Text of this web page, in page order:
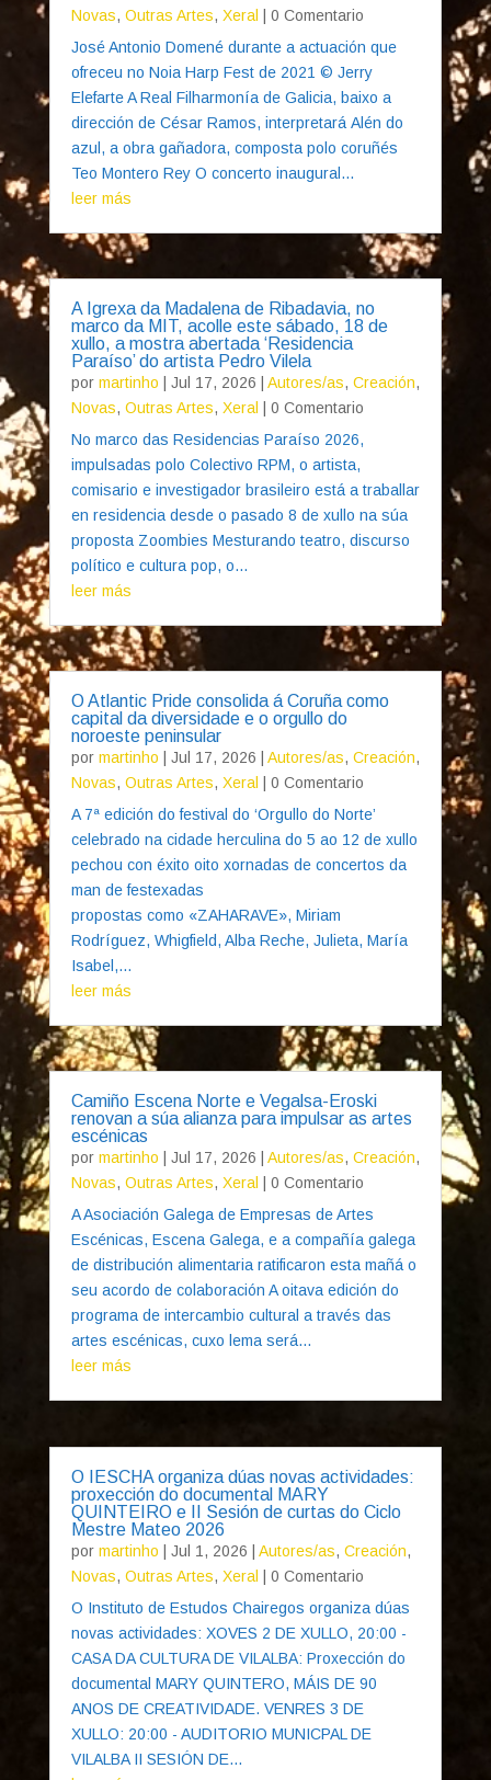
Novas, Outras Artes, Xeral
| 0 Comentario
José Antonio Domené durante a actuación que
ofreceu no Noia Harp Fest de 2021 © Jerry
Elefarte A Real Filharmonía de Galicia, baixo a
dirección de César Ramos, interpretará Alén do
azul, a obra gañadora, composta polo coruñés
Teo Montero Rey O concerto inaugural...
leer más
A Igrexa da Madalena de Ribadavia, no
marco da MIT, acolle este sábado, 18 de
xullo, a mostra abertada ‘Residencia
Paraíso’ do artista Pedro Vilela
por martinho Jul 17, 2026 Autores/as, Creación,
Novas, Outras Artes, Xeral
| 0 Comentario
No marco das Residencias Paraíso 2026,
impulsadas polo Colectivo RPM, o artista,
comisario e investigador brasileiro está a traballar
en residencia desde o pasado 8 de xullo na súa
proposta Zoombies Mesturando teatro, discurso
político e cultura pop, o...
leer más
O Atlantic Pride consolida á Coruña como
capital da diversidade e o orgullo do
noroeste peninsular
por martinho Jul 17, 2026 Autores/as, Creación,
Novas, Outras Artes, Xeral
| 0 Comentario
A 7ª edición do festival do ‘Orgullo do Norte’
celebrado na cidade herculina do 5 ao 12 de xullo
pechou con éxito oito xornadas de concertos da
man de festexadas
propostas como «ZAHARAVE», Miriam
Rodríguez, Whigfield, Alba Reche, Julieta, María
Isabel,...
leer más
Camiño Escena Norte e Vegalsa-Eroski
renovan a súa alianza para impulsar as artes
escénicas
por martinho Jul 17, 2026 Autores/as, Creación,
Novas, Outras Artes, Xeral
| 0 Comentario
A Asociación Galega de Empresas de Artes
Escénicas, Escena Galega, e a compañía galega
de distribución alimentaria ratificaron esta mañá o
seu acordo de colaboración A oitava edición do
programa de intercambio cultural a través das
artes escénicas, cuxo lema será...
leer más
O IESCHA organiza dúas novas actividades:
proxección do documental MARY
QUINTEIRO e II Sesión de curtas do Ciclo
Mestre Mateo 2026
por martinho Jul 1, 2026 Autores/as, Creación,
Novas, Outras Artes, Xeral
| 0 Comentario
O Instituto de Estudos Chairegos organiza dúas
novas actividades: XOVES 2 DE XULLO, 20:00 -
CASA DA CULTURA DE VILALBA: Proxección do
documental MARY QUINTERO, MÁIS DE 90
ANOS DE CREATIVIDADE. VENRES 3 DE
XULLO: 20:00 - AUDITORIO MUNICPAL DE
VILALBA II SESIÓN DE...